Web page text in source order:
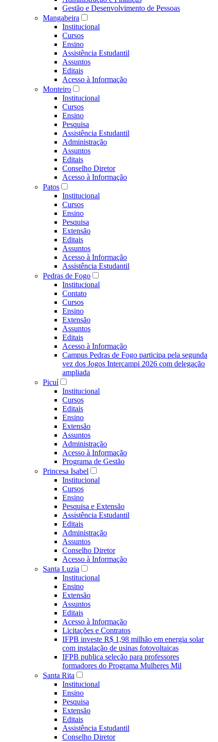
Gestão e Desenvolvimento de Pessoas
Mangabeira
Institucional
Cursos
Ensino
Assistência Estudantil
Assuntos
Editais
Acesso à Informação
Monteiro
Institucional
Cursos
Ensino
Pesquisa
Assistência Estudantil
Administração
Assuntos
Editais
Conselho Diretor
Acesso à Informação
Patos
Institucional
Cursos
Ensino
Pesquisa
Extensão
Editais
Assuntos
Acesso à Informação
Assistência Estudantil
Pedras de Fogo
Institucional
Contato
Cursos
Ensino
Extensão
Assuntos
Editais
Acesso à Informação
Campus Pedras de Fogo participa pela segunda
vez dos Jogos Intercampi 2026 com delegação
ampliada
Picuí
Institucional
Cursos
Editais
Ensino
Extensão
Assuntos
Administração
Acesso à Informação
Programa de Gestão
Princesa Isabel
Institucional
Cursos
Ensino
Pesquisa e Extensão
Assistência Estudantil
Editais
Administração
Assuntos
Conselho Diretor
Acesso à Informação
Santa Luzia
Institucional
Ensino
Extensão
Assuntos
Editais
Acesso à Informação
Licitações e Contratos
IFPB investe R$ 1,98 milhão em energia solar
com instalação de usinas fotovoltaicas
IFPB publica seleção para professores
formadores do Programa Mulheres Mil
Santa Rita
Institucional
Ensino
Pesquisa
Extensão
Editais
Assistência Estudantil
Conselho Diretor